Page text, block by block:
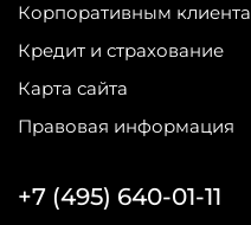
Корпоративным
Кредит и страхование
Карта сайта
Правовая информация
+7 (495) 640-01-11